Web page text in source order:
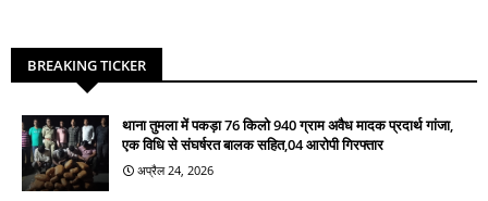
BREAKING TICKER
थाना तुमला में पकड़ा 76 किलो 940 ग्राम अवैध मादक प्रदार्थ गांजा,
एक विधि से संघर्षरत बालक सहित,04 आरोपी गिरफ्तार
अप्रैल 24, 2026